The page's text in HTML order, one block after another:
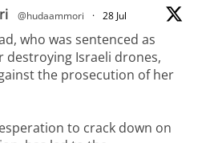
@hudaammori · 28 Jul
who was sentenced as
Israeli drones,
the prosecution of her
to crack down on